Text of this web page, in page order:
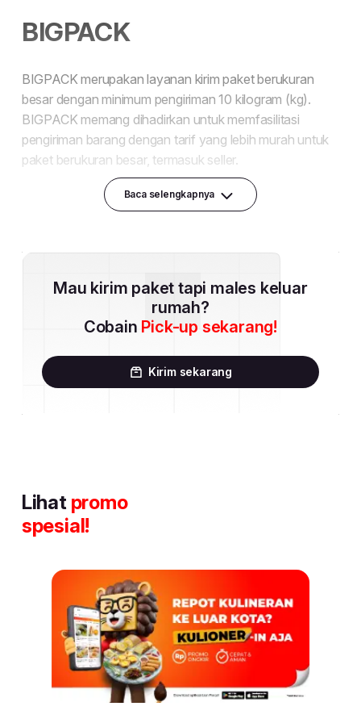
Baca selengkapnya
Mau kirim paket tapi males keluar
rumah?
Cobain Pick-up sekarang!
Kirim sekarang
Lihat promo
spesial!